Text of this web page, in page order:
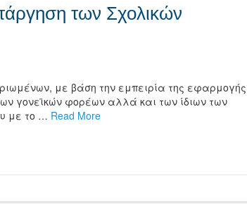
των Σχολικών
με βάση την εμπειρία της εφαρμογής
γονεϊκών φορέων αλλά και των ίδιων των
με το … Read More